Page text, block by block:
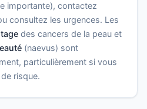
importante), contactez
consultez les urgences. Les
des cancers de la peau et
(naevus) sont
particulièrement si vous
risque.